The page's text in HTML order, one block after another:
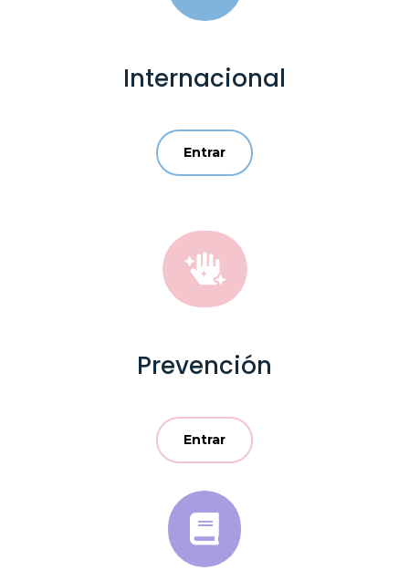
Internacional
Entrar

Prevención
Entrar
